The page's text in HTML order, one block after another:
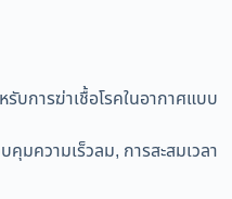
บการฆ่าเชื้อโรคในอากาศแบบ
มความเร็วลม, การสะสมเวลา